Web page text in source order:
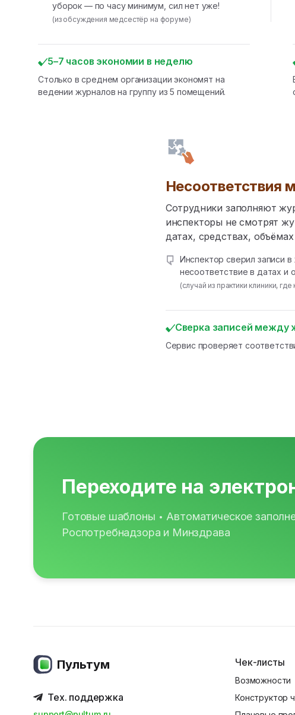
уборок — по часу минимум, сил нет уже!
(из обсуждения медсестёр на форуме)
5–7 часов экономии в неделю
Столько в среднем организации экономят на
ведении журналов на группу из 5 помещений.
Несоответствия
Сотрудники заполняют
инспекторы не смотрят
датах, средствах,
Инспектор сверил записи
несоответствие в датах и
(случай из практики клиники,
Сверка записей между
Сервис проверяет
Переходите на
Готовые шаблоны • Автоматическое
Роспотребнадзора и Минздрава
Пультум
Тех. поддержка
Чек-листы
Возможности
Конструктор